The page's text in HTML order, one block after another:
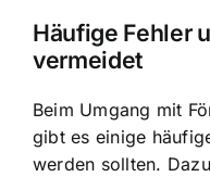
Häufige Fehler
vermeidet
Beim Umgang mit
gibt es einige
werden sollten.